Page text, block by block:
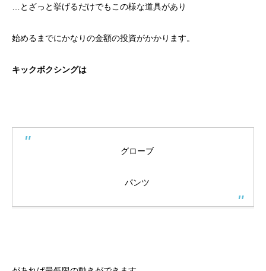
…とざっと挙げるだけでもこの様な道具があり
始めるまでにかなりの金額の投資がかかります。
キックボクシングは
グローブ
パンツ